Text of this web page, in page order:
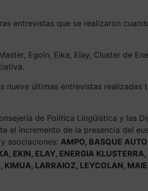
entrevistas que se realizaron
Egoin, Eika, Elay, Cluster de
nueve últimas entrevistas realizadas
de Política Lingüística y las
el incremento de la presencia del
asociaciones: AMPO, BASQUE
EKIN, ELAY, ENERGIA
KIMUA, LARRAIOZ, LEYCOLAN,